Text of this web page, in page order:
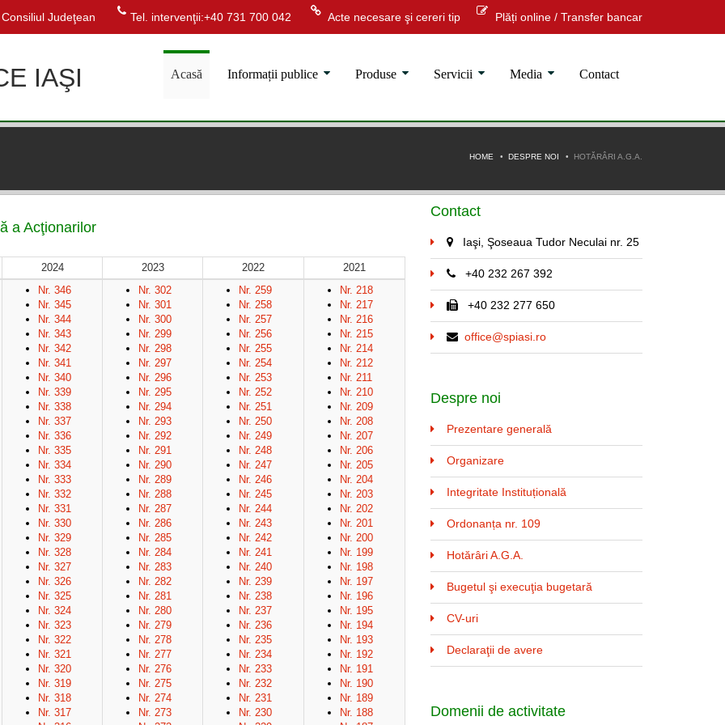
Consiliul Judeţean Tel. intervenţii:+40 731 700 042 Acte necesare şi cereri tip Plăți online / Transfer bancar
IAŞI Acasă Informații publice Produse Servicii Media Contact
HOME DESPRE NOI HOTĂRÂRI A.G.A.
a Acţionarilor
2024 2023 2022
2021
Nr. 346
Nr. 345
Nr. 344
Nr. 343
Nr. 342
Nr. 341
Nr. 340
Nr. 339
Nr. 338
Nr. 337
Nr. 336
Nr. 335
Nr. 334
Nr. 333
Nr. 332
Nr. 331
Nr. 330
Nr. 329
Nr. 328
Nr. 327
Nr. 326
Nr. 325
Nr. 324
Nr. 323
Nr. 322
Nr. 321
Nr. 320
Nr. 319
Nr. 318
Nr. 317
Nr. 302
Nr. 301
Nr. 300
Nr. 299
Nr. 298
Nr. 297
Nr. 296
Nr. 295
Nr. 294
Nr. 293
Nr. 292
Nr. 291
Nr. 290
Nr. 289
Nr. 288
Nr. 287
Nr. 286
Nr. 285
Nr. 284
Nr. 283
Nr. 282
Nr. 281
Nr. 280
Nr. 279
Nr. 278
Nr. 277
Nr. 276
Nr. 275
Nr. 274
Nr. 273
Nr. 259
Nr. 258
Nr. 257
Nr. 256
Nr. 255
Nr. 254
Nr. 253
Nr. 252
Nr. 251
Nr. 250
Nr. 249
Nr. 248
Nr. 247
Nr. 246
Nr. 245
Nr. 244
Nr. 243
Nr. 242
Nr. 241
Nr. 240
Nr. 239
Nr. 238
Nr. 237
Nr. 236
Nr. 235
Nr. 234
Nr. 233
Nr. 232
Nr. 231
Nr. 230
Nr. 218
Nr. 217
Nr. 216
Nr. 215
Nr. 214
Nr. 212
Nr. 211
Nr. 210
Nr. 209
Nr. 208
Nr. 207
Nr. 206
Nr. 205
Nr. 204
Nr. 203
Nr. 202
Nr. 201
Nr. 200
Nr. 199
Nr. 198
Nr. 197
Nr. 196
Nr. 195
Nr. 194
Nr. 193
Nr. 192
Nr. 191
Nr. 190
Nr. 189
Nr. 188
Contact
Iaşi, Şoseaua Tudor Neculai nr. 25
+40 232 267 392
+40 232 277 650
office@spiasi.ro
Despre noi
Prezentare generală
Organizare
Integritate Instituțională
Ordonanța nr. 109
Hotărâri A.G.A.
Bugetul şi execuţia bugetară
CV-uri
Declaraţii de avere
Domenii de activitate